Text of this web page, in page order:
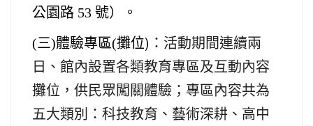
公園路 53 號）。
(三)體驗專區(攤位) ：活動期間連續兩
日、館內設置各類教育專區及互動內容
攤位，供民眾闖關體驗；專區內容共為
五大類別：科技教育、藝術深耕、高中